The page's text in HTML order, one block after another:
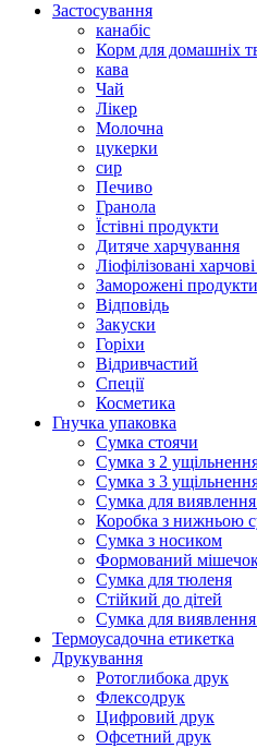
Застосування
канабіс
Корм для домашніх
кава
Чай
Лікер
Молочна
цукерки
сир
Печиво
Гранола
Їстівні продукти
Дитяче харчування
Ліофілізовані
Заморожені продукти
Відповідь
Закуски
Горіхи
Відривчастий
Спеції
Косметика
Гнучка упаковка
Сумка стоячи
Сумка з 2
Сумка з 3
Сумка для
Коробка з нижньою
Сумка з носиком
Формований
Сумка для тюленя
Стійкий до дітей
Сумка для
Термоусадочна етикетка
Друкування
Ротоглибока друк
Флексодрук
Цифровий друк
Офсетний друк